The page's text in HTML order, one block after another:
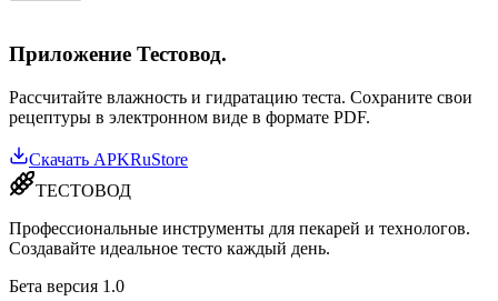
Приложение Тестовод.
Рассчитайте влажность и гидратацию теста. Сохраните свои
рецептуры в электронном виде в формате PDF.
Скачать APKRuStore
ТЕСТОВОД
Профессиональные инструменты для пекарей и технологов.
Создавайте идеальное тесто каждый день.
Бета версия 1.0